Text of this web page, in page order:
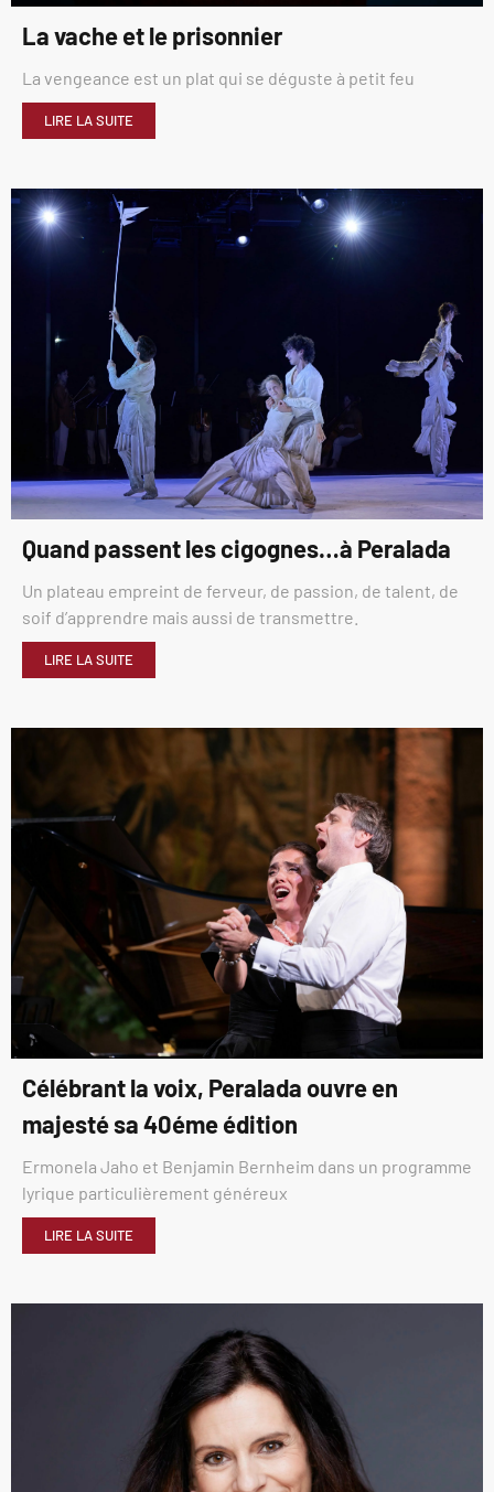
La vache et le prisonnier
La vengeance est un plat qui se déguste à petit feu
LIRE LA SUITE
Quand passent les cigognes…à Peralada
Un plateau empreint de ferveur, de passion, de talent, de
soif d’apprendre mais aussi de transmettre.
LIRE LA SUITE
Célébrant la voix, Peralada ouvre en
majesté sa 40éme édition
Ermonela Jaho et Benjamin Bernheim dans un programme
lyrique particulièrement généreux
LIRE LA SUITE